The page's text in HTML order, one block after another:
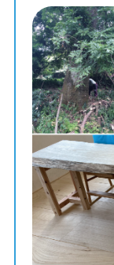
との思いで鳥
た。
木にはそれぞれ
使っています。
ーブルや床には
す。桐は、やわ
肘や腕の負担を
この教室でた
て」もらうこと
が育ち、プロ
思いやりの心も